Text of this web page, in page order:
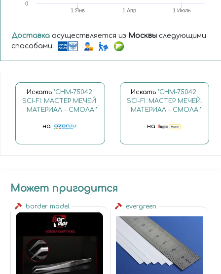
1 Янв 1 Апр 1 Июль
0
Доставка осуществляется из Москвы следующими
способами:
Искать "CHM-75042.
SCI-FI: МАСТЕР МЕЧЕЙ.
. МАТЕРИАЛ - СМОЛА."
на
Искать "CHM-75042.
SCI-FI: МАСТЕР МЕЧЕЙ.
. МАТЕРИАЛ - СМОЛА."
на
Может пригодится
border model evergreen